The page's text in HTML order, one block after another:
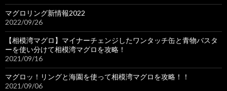
マグロリング新情報2022
2022/09/26
【相模湾マグロ】マイナーチェンジしたワンタッチ缶と青物バスタ
ーを使い分けて相模湾マグロを攻略！
2021/09/16
マグロッ！リングと海園を使って相模湾マグロを攻略！！
2021/09/06